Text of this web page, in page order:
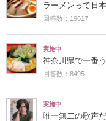
ラーメンって日
回答数：19617
実施中
神奈川県で一番
回答数：8495
実施中
唯一無二の歌声